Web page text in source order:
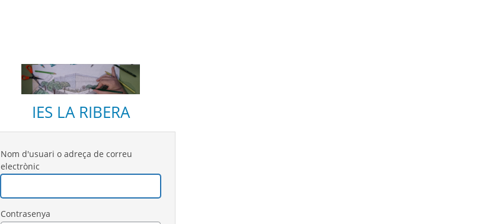
IES LA RIBERA
Nom d'usuari o adreça de correu
electrònic
Contrasenya